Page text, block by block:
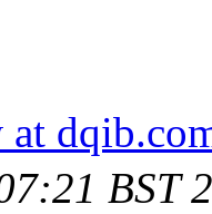
at
BST